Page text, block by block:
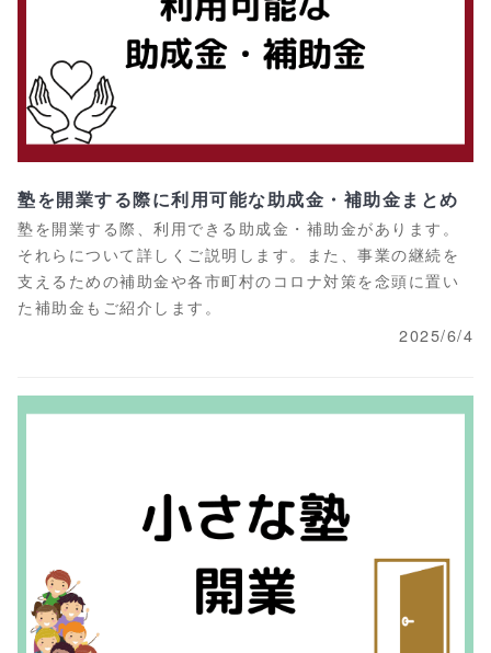
塾を開業する際に利用可能な助成金・補助金まとめ
塾を開業する際、利用できる助成金・補助金があります。
それらについて詳しくご説明します。また、事業の継続を
支えるための補助金や各市町村のコロナ対策を念頭に置い
た補助金もご紹介します。
2025/6/4